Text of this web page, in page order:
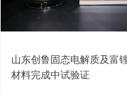
山东创鲁固态电解质及富
材料完成中试验证